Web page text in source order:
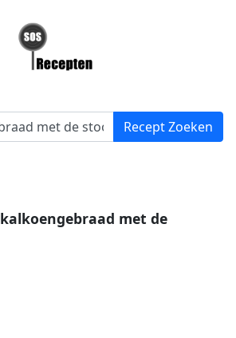
kalkoengebraad met de